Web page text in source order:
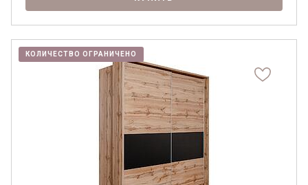
КОЛИЧЕСТВО ОГРАНИЧЕНО